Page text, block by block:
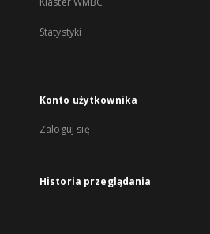
Statystyki
Konto użytkownika
Zaloguj się
Historia przeglądania